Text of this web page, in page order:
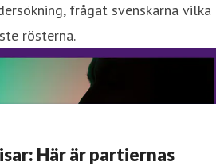
frågat svenskarna vilka
rösterna.
Här är partiernas